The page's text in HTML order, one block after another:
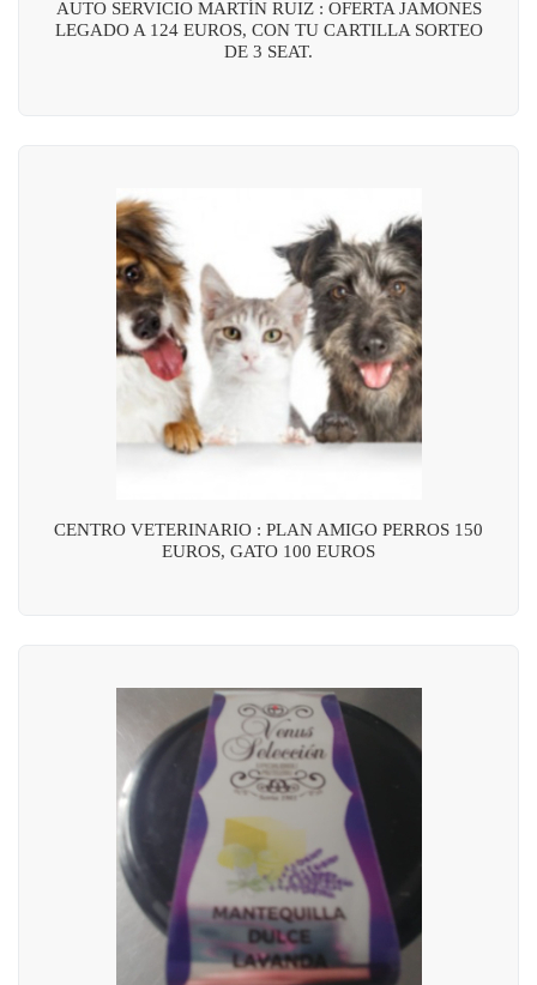
AUTO SERVICIO MARTÍN RUIZ : OFERTA JAMONES
LEGADO A 124 EUROS, CON TU CARTILLA SORTEO
DE 3 SEAT.
CENTRO VETERINARIO : PLAN AMIGO PERROS 150
EUROS, GATO 100 EUROS